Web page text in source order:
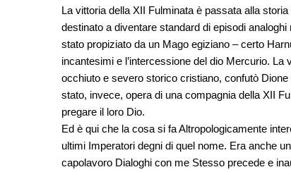
La vittoria della XII Fulminata è passata alla
destinato a diventare standard di episodi
stato propiziato da un Mago egiziano – certo
incantesimi e l’intercessione del dio Mercurio.
occhiuto e severo storico cristiano, confutò
stato, invece, opera di una compagnia della XII
pregare il loro Dio.
Ed è qui che la cosa si fa Altropologicamente
ultimi Imperatori degni di quel nome. Era anche
capolavoro Dialoghi con me Stesso precede e